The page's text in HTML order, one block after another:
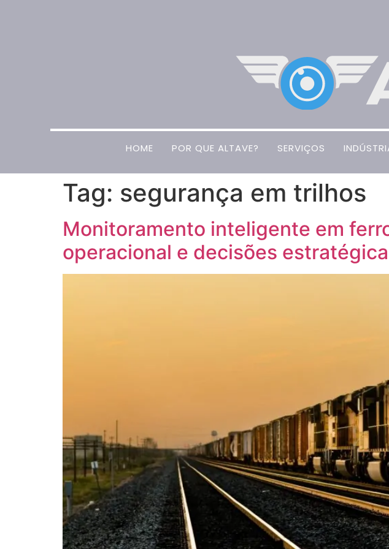
HOME POR QUE ALTAVE? SERVIÇOS
Tag: segurança em trilhos
Monitoramento inteligente em
operacional e decisões